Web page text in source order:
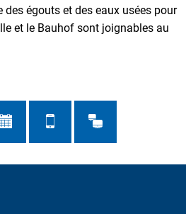
des égouts et des eaux usées pour
et le Bauhof sont joignables au